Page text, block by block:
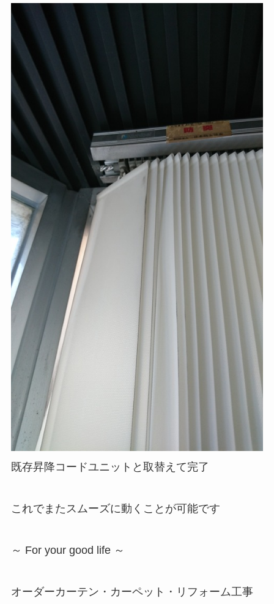
既存昇降コードユニットと取替えて完了
これでまたスムーズに動くことが可能です
～ For your good life ～
オーダーカーテン・カーペット・リフォーム工事